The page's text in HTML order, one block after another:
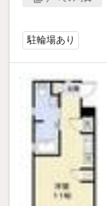
駐輪場あり